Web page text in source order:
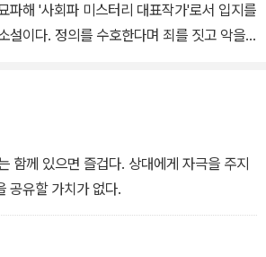
파해 '사회파 미스터리 대표작가'로서 입지를
설이다. 정의를 수호한다며 죄를 짓고 악을
주택가에서 20대 여성의 시신이 발견되며
는 의문의 살인사건. 범인에 대한 단서는 오
간다는 것뿐이다. 시간이 흐를수록 수사는
상을 비웃듯 다음 살인을 예고하며 도발을
함께 있으면 즐겁다. 상대에게 자극을 주지
공유할 가치가 없다.